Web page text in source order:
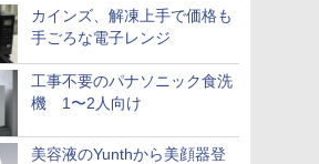
カインズ、解凍上手で価格も
手ごろな電子レンジ
工事不要のパナソニック食洗
機 1〜2人向け
美容液のYunthから美顔器登